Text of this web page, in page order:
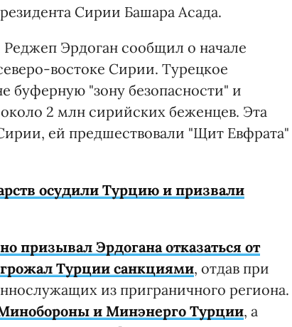
Сирии Башара Асада.
Эрдоган сообщил о начале
востоке Сирии. Турецкое
буферную "зону безопасности" и
2 млн сирийских беженцев. Эта
ей предшествовали "Щит Евфрата"
осудили Турцию и призвали
призывал Эрдогана отказаться от
Турции санкциями, отдав при
из приграничного региона.
и Минэнерго Турции, а